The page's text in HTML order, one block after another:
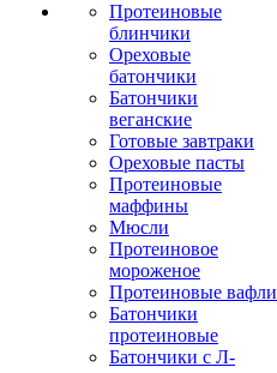
Протеиновые
блинчики
Ореховые
батончики
Батончики
веганские
Готовые завтраки
Ореховые пасты
Протеиновые
маффины
Мюсли
Протеиновое
мороженое
Протеиновые вафли
Батончики
протеиновые
Батончики с Л-